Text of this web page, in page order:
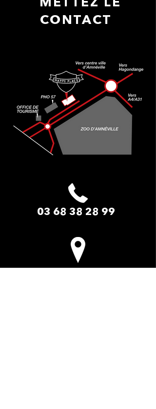
METTEZ LE
CONTACT
03 68 38 28 99